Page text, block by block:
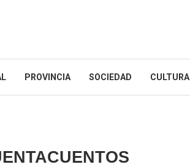
PROVINCIA SOCIEDAD CULTURA